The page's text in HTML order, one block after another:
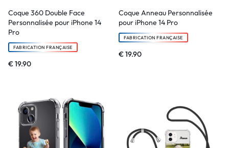
Coque 360 Double Face
Personnalisée pour iPhone 14
Pro
FABRICATION FRANÇAISE
€19.90
Coque Anneau Personnalisée
pour iPhone 14 Pro
FABRICATION FRANÇAISE
€19.90